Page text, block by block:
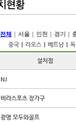
전체 서울 인천 경기
중국
라오스 베트남
설치점
NJ
비라스포츠 장가구
광명 모두와골프